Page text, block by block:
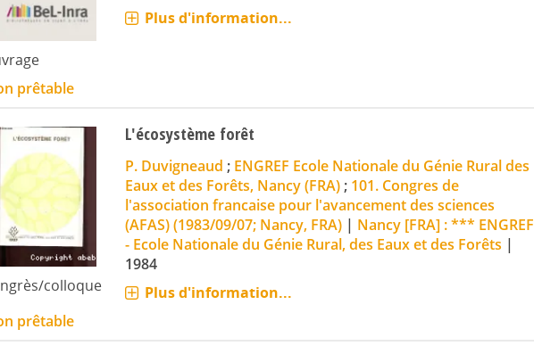
Plus d'information...
prêtable
colloque
L'écosystème forêt
P. Duvigneaud ; ENGREF Ecole Nationale du Génie Rural des
Eaux et des Forêts, Nancy (FRA); 101. Congres de
l'association francaise pour l'avancement des sciences
(AFAS) (1983/09/07; Nancy, FRA) | Nancy [FRA] : *** ENGREF
- Ecole Nationale du Génie Rural, des Eaux et des Forêts |
1984
Plus d'information...
prêtable